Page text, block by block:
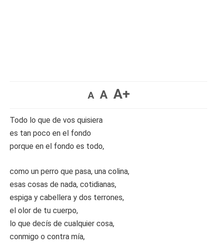
A A A+
Todo lo que de vos quisiera
es tan poco en el fondo
porque en el fondo es todo,
como un perro que pasa, una colina,
esas cosas de nada, cotidianas,
espiga y cabellera y dos terrones,
el olor de tu cuerpo,
lo que decís de cualquier cosa,
conmigo o contra mía,